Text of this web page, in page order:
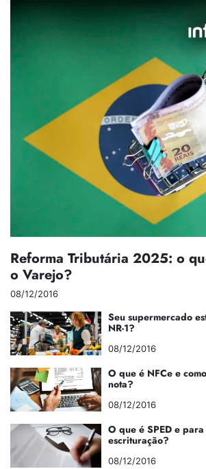
Reforma Tributária 2025: o
o Varejo?
08/12/2016
Seu supermercado
NR-1?
08/12/2016
O que é NFCe e
nota?
08/12/2016
O que é SPED e
escrituração?
08/12/2016